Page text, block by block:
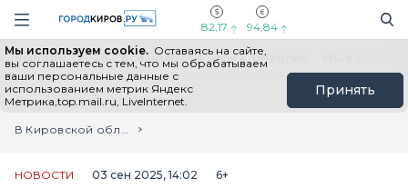
Навигация сайта
82,17 94,84
Мы используем cookie. Оставаясь на сайте,
вы соглашаетесь с тем, что мы обрабатываем
ваши персональные данные с
использованием метрик Яндекс
Метрика,top.mail.ru, LiveInternet.
Принять
Выборы - 2026 Все новости Мы в Telegram
Главная
Лента новостей
В Кировской области начал действовать закон о запрете склонения к абортам
НОВОСТИ 03 сен 2025, 14:02 6+